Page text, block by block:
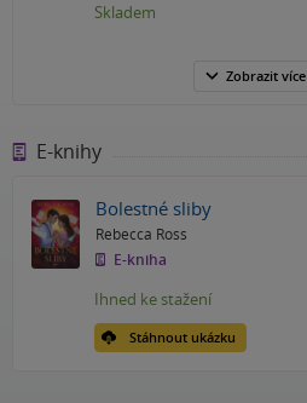
Skladem
Zobrazit více
E-knihy
Bolestné sliby
Rebecca Ross
E-kniha
Stáhnout ukázku
Ihned ke stažení